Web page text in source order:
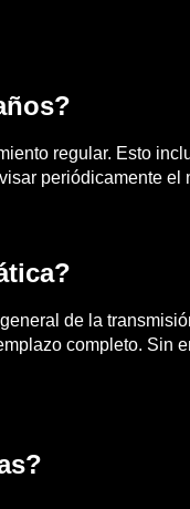
regular. Esto
periódicamente
de la
completo. Sin